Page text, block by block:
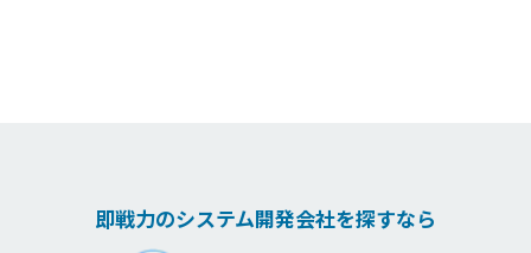
即戦力のシステム開発会社を探すなら